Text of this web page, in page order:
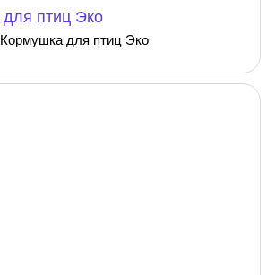
Кормушка для птиц Эко